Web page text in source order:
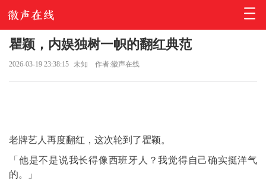
瞿颖，内娱独树一帜的翻红典范
2026-03-19 23:38:15 未知 作者:徽声在线
老牌艺人再度翻红，这次轮到了瞿颖。
「他是不是说我长得像西班牙人？我觉得自己确实挺洋气
的。」